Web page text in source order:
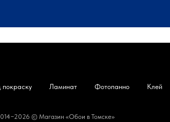
Ламинат Фотопанно Клей
© Магазин «Обои в Томске»